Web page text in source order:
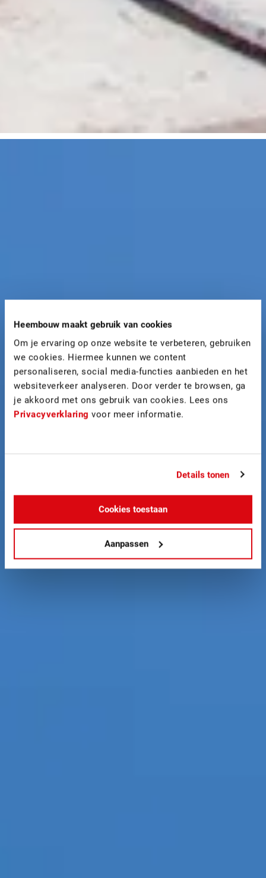
Heembouw maakt gebruik van cookies
Om je ervaring op onze website te verbeteren, gebruiken
we cookies. Hiermee kunnen we content
personaliseren, social media-functies aanbieden en het
websiteverkeer analyseren. Door verder te browsen, ga
je akkoord met ons gebruik van cookies. Lees ons
Privacyverklaring voor meer informatie.
Details tonen
Cookies toestaan
Aanpassen